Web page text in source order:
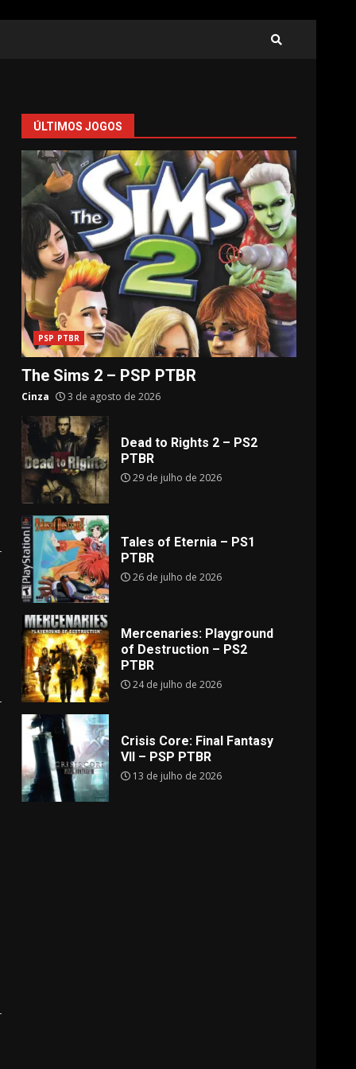
ÚLTIMOS JOGOS
PSP PTBR
The Sims 2 – PSP PTBR
Cinza 3 de agosto de 2026
Dead to Rights 2 – PS2
PTBR
29 de julho de 2026
Tales of Eternia – PS1
PTBR
26 de julho de 2026
Mercenaries: Playground
of Destruction – PS2
PTBR
24 de julho de 2026
Crisis Core: Final Fantasy
VII – PSP PTBR
13 de julho de 2026